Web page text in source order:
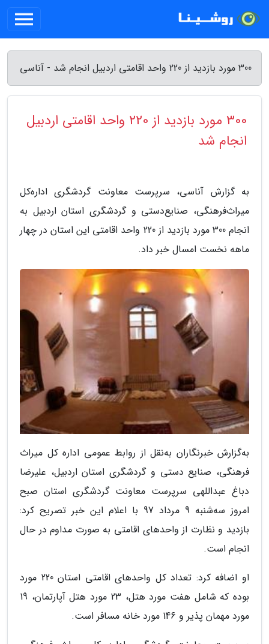
300 مورد بازدید از 220 واحد اقامتی اردبیل انجام شد - آناسی
300 مورد بازدید از 220 واحد اقامتی اردبیل
انجام شد
به گزارش آناسی، سرپرست معاونت گردشگری اداره‌کل
میراث‌فرهنگی، صنایع‌دستی و گردشگری استان اردبیل به
انجام 300 مورد بازدید از 220 واحد اقامتی این استان در چهار
ماهه نخست امسال خبر داد.
به‌گزارش خبرنگاران به‌نقل از روابط عمومی اداره کل میراث
فرهنگی، صنایع دستی و گردشگری استان اردبیل، علیرضا
دباغ عبداللهی سرپرست معاونت گردشگری استان صبح
امروز سه‌شنبه 9 مرداد 97 با اعلام این خبر تصریح کرد:
بازدید و نظارت از واحدهای اقامتی به صورت مداوم در حال
انجام است.
او اضافه کرد: تعداد کل واحدهای اقامتی استان 220 مورد
بوده که شامل هفت مورد هتل، 23 مورد هتل آپارتمان، 19
مورد مهمان پذیر و 146 مورد خانه مسافر است.